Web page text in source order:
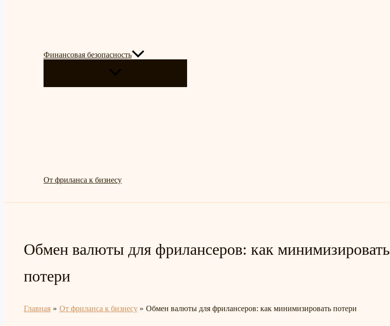
Финансовая безопасность
ПЕРЕКЛЮЧАТЕЛЬ
МЕНЮ
От фриланса к бизнесу
Обмен валюты для фрилансеров: как минимизировать
потери
Главная От фриланса к бизнесу Обмен валюты для фрилансеров: как минимизировать потери